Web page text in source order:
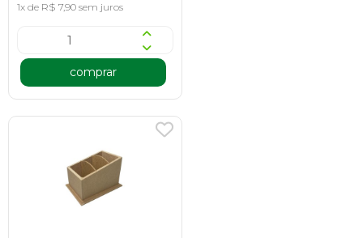
1x de R$ 7,90 sem juros
comprar